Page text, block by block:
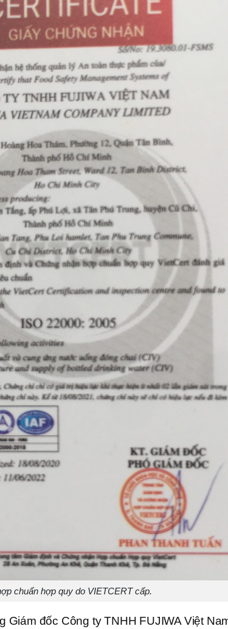
chuẩn hợp quy do VIETCERT cấp.
Giám đốc Công ty TNHH FUJIWA Việt